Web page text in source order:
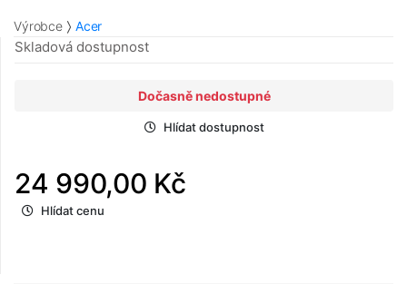
Výrobce Acer
Skladová dostupnost
Dočasně nedostupné
Hlídat dostupnost
24 990,00 Kč
Hlídat cenu